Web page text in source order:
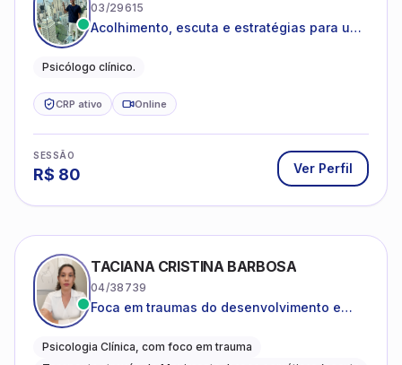
03/29615
Acolhimento, escuta e estratégias para uma
Psicólogo clínico.
CRP ativo Online
SESSÃO
R$ 80 Ver Perfil
TACIANA CRISTINA BARBOSA
04/38739
Foca em traumas do desenvolvimento e
Psicologia Clínica, com foco em trauma